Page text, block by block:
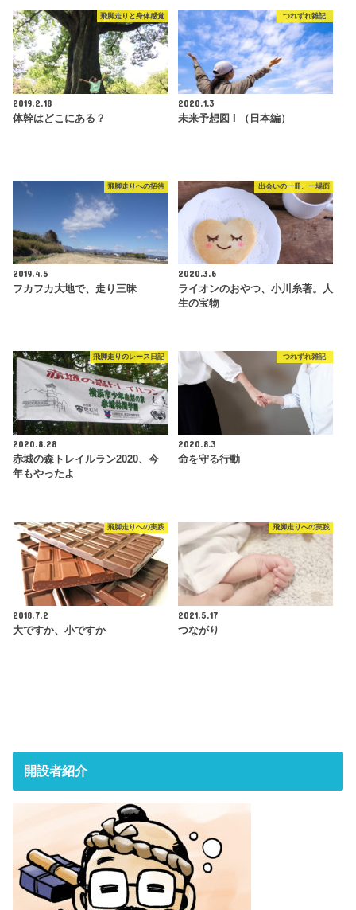
飛脚走りと身体感覚
2019.2.18
体幹はどこにある？
つれずれ雑記
2020.1.3
未来予想図 I （日本編）
飛脚走りへの招待
2019.4.5
フカフカ大地で、走り三昧
出会いの一冊、一場面
2020.3.6
ライオンのおやつ、小川糸著。人
生の宝物
飛脚走りのレース日記
2020.8.28
赤城の森トレイルラン2020、今
年もやったよ
つれずれ雑記
2020.8.3
命を守る行動
飛脚走りへの実践
2018.7.2
大ですか、小ですか
飛脚走りへの実践
2021.5.17
つながり
開設者紹介